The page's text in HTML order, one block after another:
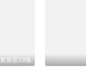
更新至19集